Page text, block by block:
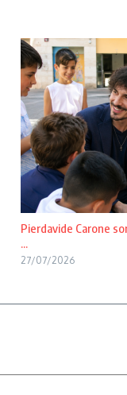
Pierdavide Carone
...
27/07/2026